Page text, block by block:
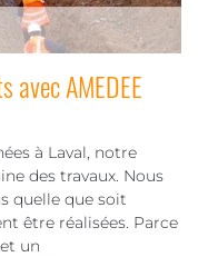
avec AMEDEE
à Laval, notre
des travaux. Nous
quelle que soit
être réalisées. Parce
un